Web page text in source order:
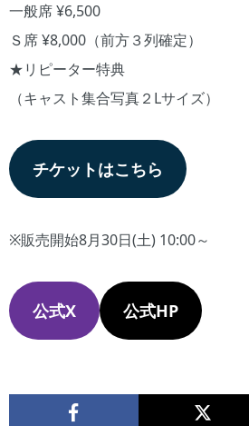
一般席 ¥6,500
Ｓ席 ¥8,000（前方３列確定）
★リピーター特典
（キャスト集合写真２Lサイズ）
チケットはこちら
※販売開始8月30日(土) 10:00～
公式X 公式HP